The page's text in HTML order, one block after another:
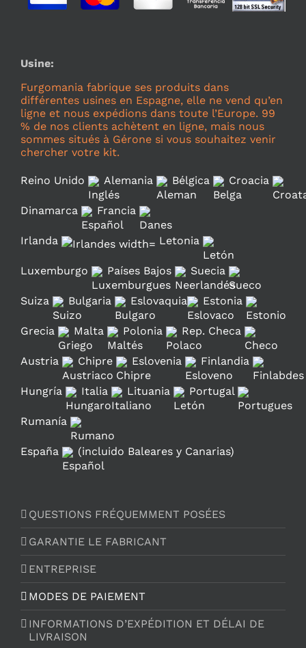
Usine:
Furgomania fabrique ses produits dans
différentes usines en Espagne, elle ne vend qu’en
ligne et nous expédions dans toute l’Europe. 99
% de nos clients achètent en ligne, mais nous
sommes situés à Gérone si vous souhaitez venir
chercher votre kit.
Reino Unido Alemania Bélgica Croacia
Dinamarca Francia
Irlanda Letonia
Luxemburgo Países Bajos Suecia
Suiza Bulgaria Eslovaquia Estonia
Grecia Malta Polonia Rep. Checa
Austria Chipre Eslovenia Finlandia
Hungría Italia Lituania Portugal
Rumanía
España (incluido Baleares y Canarias)
QUESTIONS FRÉQUEMMENT POSÉES
GARANTIE LE FABRICANT
ENTREPRISE
MODES DE PAIEMENT
INFORMATIONS D’EXPÉDITION ET DÉLAI DE
LIVRAISON